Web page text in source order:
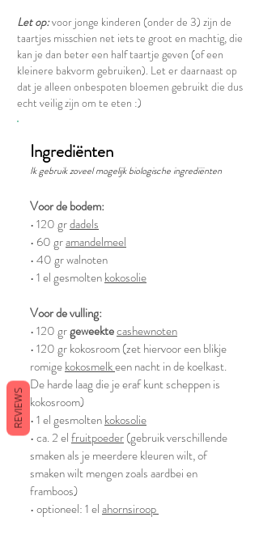
Let op:voor jonge kinderen (onder de 3) zijn de
taartjes misschien net iets te groot en machtig, die
kan je dan beter een half taartje geven (of een
kleinere bakvorm gebruiken). Let er daarnaast op
dat je alleen onbespoten bloemen gebruikt die dus
echt veilig zijn om te eten :)
Ingrediënten
Ik gebruik zoveel mogelijk biologische ingrediënten
Voor de bodem:
• 120 grdadels
• 60 gramandelmeel
• 40 gr walnoten
• 1 el gesmoltenkokosolie
Voor de vulling:
• 120 grgeweektecashewnoten
• 120 gr kokosroom (zet hiervoor een blikje
romigekokosmelkeen nacht in de koelkast.
De harde laag die je eraf kunt scheppen is
kokosroom)
• 1 el gesmoltenkokosolie
• ca. 2 elfruitpoeder(gebruik verschillende
smaken als je meerdere kleuren wilt, of
smaken wilt mengen zoals aardbei en
framboos)
• optioneel: 1 elahornsiroop
REVIEWS